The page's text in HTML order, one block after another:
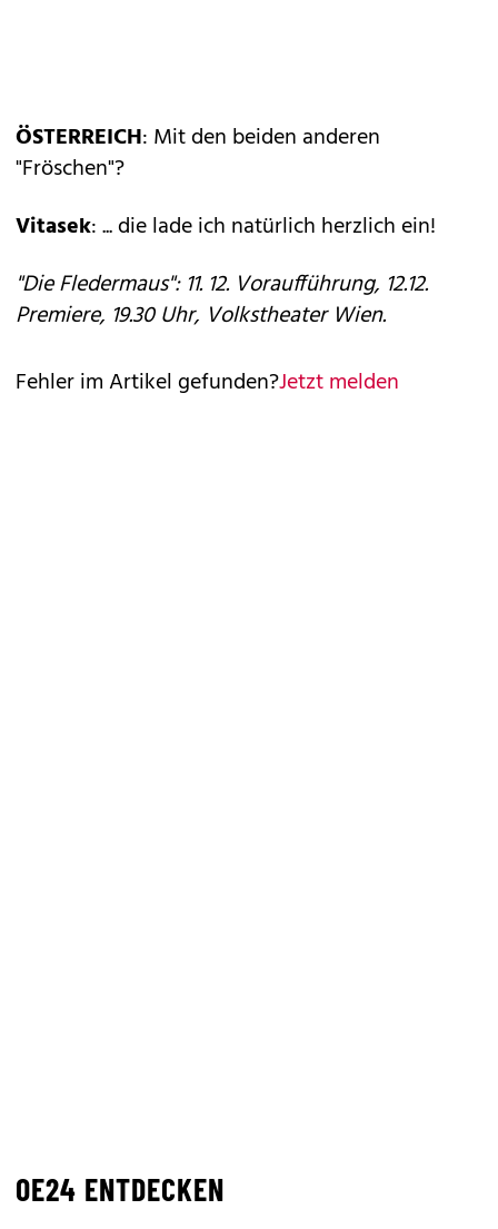
ÖSTERREICH: Mit den beiden anderen
"Fröschen"?
Vitasek: ... die lade ich natürlich herzlich ein!
"Die Fledermaus": 11. 12. Voraufführung, 12.12.
Premiere, 19.30 Uhr, Volkstheater Wien.
Fehler im Artikel gefunden?Jetzt melden
OE24 ENTDECKEN